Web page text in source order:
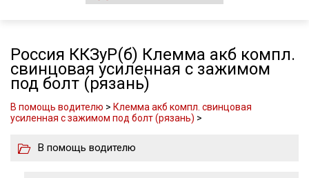
Россия ККЗуР(б) Клемма акб компл.
свинцовая усиленная с зажимом
под болт (рязань)
В помощь водителю > Клемма акб компл. свинцовая
усиленная с зажимом под болт (рязань) >
В помощь водителю